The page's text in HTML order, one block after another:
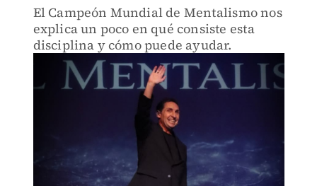
El Campeón Mundial de Mentalismo nos
explica un poco en qué consiste esta
disciplina y cómo puede ayudar.